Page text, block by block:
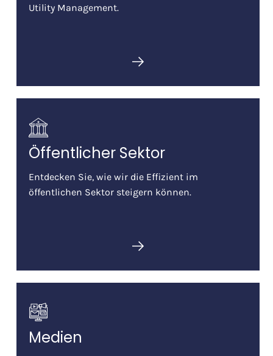
Utility Management.
Öffentlicher Sektor
Entdecken Sie, wie wir die Effizient im
öffentlichen Sektor steigern können.
Medien